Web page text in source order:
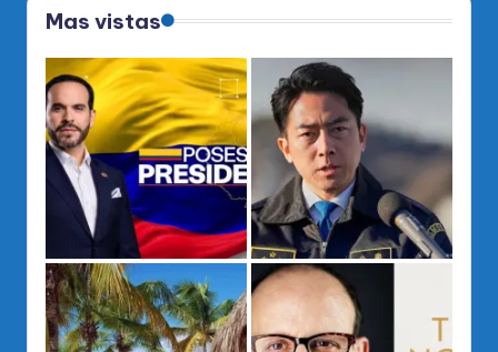
Mas vistas